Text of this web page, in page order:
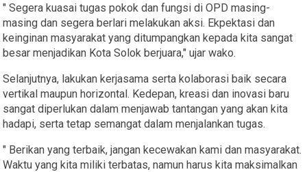
" Segera kuasai tugas pokok dan fungsi di OPD masing-
masing dan segera berlari melakukan aksi. Ekpektasi dan
keinginan masyarakat yang ditumpangkan kepada kita sangat
besar menjadikan Kota Solok berjuara," ujar wako.
Selanjutnya, lakukan kerjasama serta kolaborasi baik secara
vertikal maupun horizontal. Kedepan, kreasi dan inovasi baru
sangat diperlukan dalam menjawab tantangan yang akan kita
hadapi, serta tetap semangat dalam menjalankan tugas.
" Berikan yang terbaik, jangan kecewakan kami dan masyarakat.
Waktu yang kita miliki terbatas, namun harus kita maksimalkan